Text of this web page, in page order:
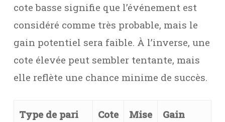
cote basse signifie que l’événement est
considéré comme très probable, mais le
gain potentiel sera faible. À l’inverse, une
cote élevée peut sembler tentante, mais
elle reflète une chance minime de succès.
Type de pari Cote Mise
Gain